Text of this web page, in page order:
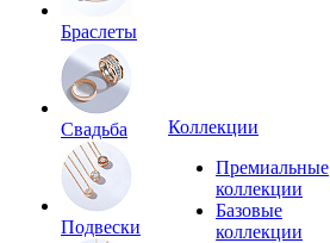
Браслеты
Свадьба
Подвески
Коллекции
Премиальные
коллекции
Базовые
коллекции